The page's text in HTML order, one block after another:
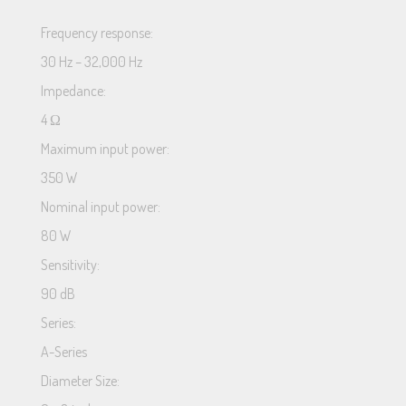
Frequency response:
30 Hz – 32,000 Hz
Impedance:
4 Ω
Maximum input power:
350 W
Nominal input power:
80 W
Sensitivity:
90 dB
Series:
A-Series
Diameter Size: